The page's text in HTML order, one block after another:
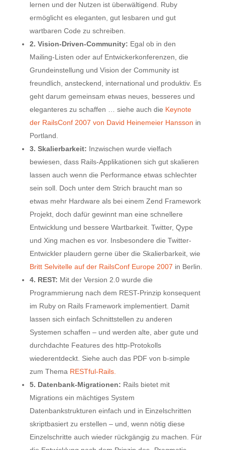
lernen und der Nutzen ist überwältigend. Ruby
ermöglicht es eleganten, gut lesbaren und gut
wartbaren Code zu schreiben.
2. Vision-Driven-Community: Egal ob in den
Mailing-Listen oder auf Entwickerkonferenzen, die
Grundeinstellung und Vision der Community ist
freundlich, ansteckend, international und produktiv. Es
geht darum gemeinsam etwas neues, besseres und
eleganteres zu schaffen … siehe auch die Keynote
der RailsConf 2007 von David Heinemeier Hansson in
Portland.
3. Skalierbarkeit: Inzwischen wurde vielfach
bewiesen, dass Rails-Applikationen sich gut skalieren
lassen auch wenn die Performance etwas schlechter
sein soll. Doch unter dem Strich braucht man so
etwas mehr Hardware als bei einem Zend Framework
Projekt, doch dafür gewinnt man eine schnellere
Entwicklung und bessere Wartbarkeit. Twitter, Qype
und Xing machen es vor. Insbesondere die Twitter-
Entwickler plaudern gerne über die Skalierbarkeit, wie
Britt Selvitelle auf der RailsConf Europe 2007 in Berlin.
4. REST: Mit der Version 2.0 wurde die
Programmierung nach dem REST-Prinzip konsequent
im Ruby on Rails Framework implementiert. Damit
lassen sich einfach Schnittstellen zu anderen
Systemen schaffen – und werden alte, aber gute und
durchdachte Features des http-Protokolls
wiederentdeckt. Siehe auch das PDF von b-simple
zum Thema RESTful-Rails.
5. Datenbank-Migrationen: Rails bietet mit
Migrations ein mächtiges System
Datenbankstrukturen einfach und in Einzelschritten
skriptbasiert zu erstellen – und, wenn nötig diese
Einzelschritte auch wieder rückgängig zu machen. Für